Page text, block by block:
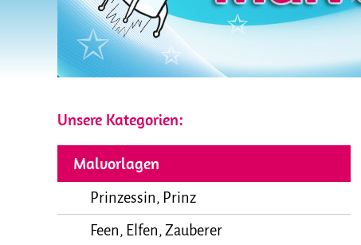
Unsere Kategorien:
Malvorlagen
Prinzessin, Prinz
Feen, Elfen, Zauberer